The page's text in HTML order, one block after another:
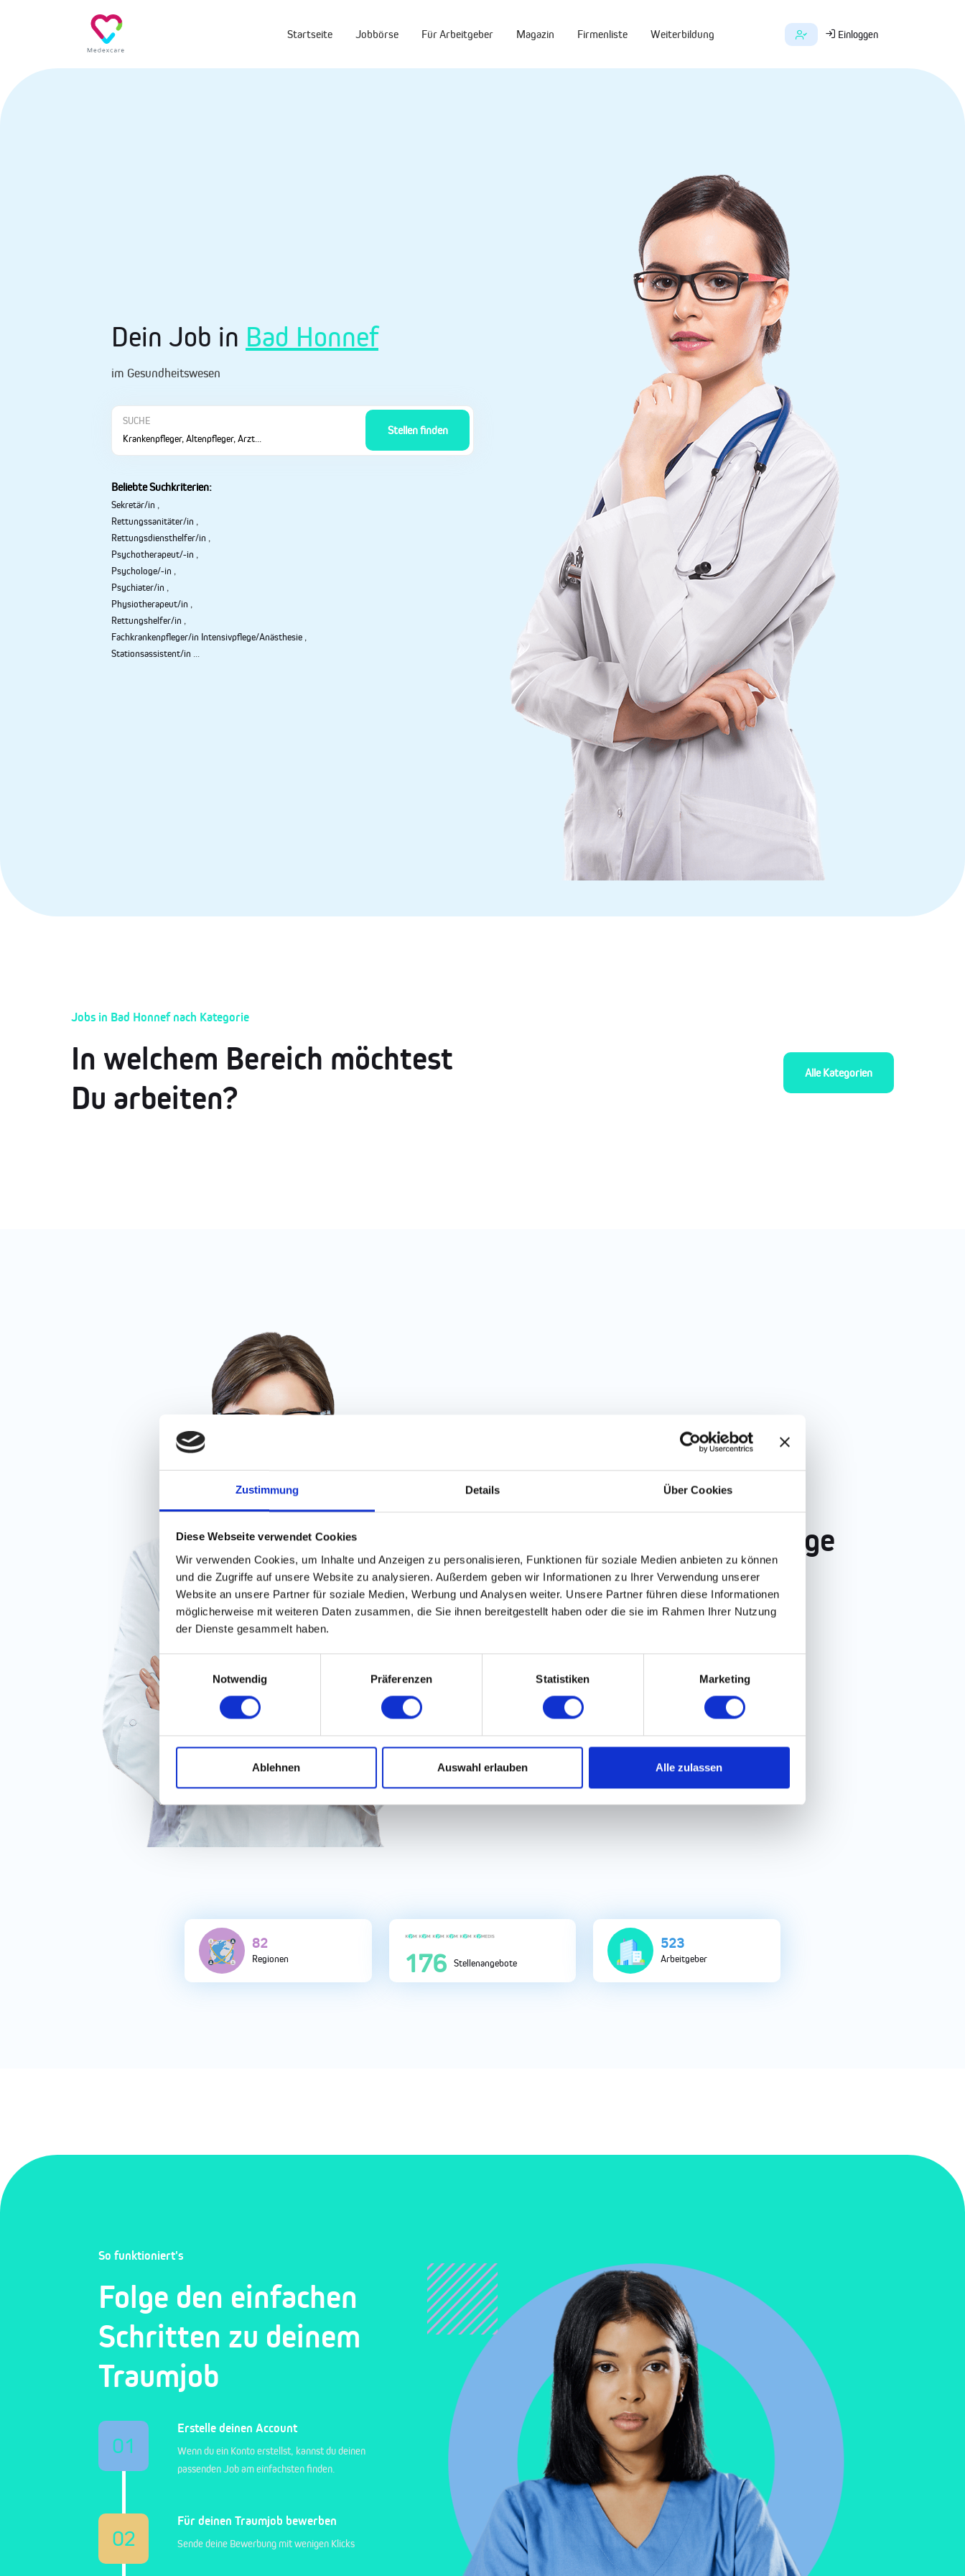
Zustimmung Details Über Cookies
Diese Webseite verwendet Cookies
Wir verwenden Cookies, um Inhalte und Anzeigen zu personalisieren, Funktionen für soziale Medien anbieten zu können
und die Zugriffe auf unsere Website zu analysieren. Außerdem geben wir Informationen zu Ihrer Verwendung unserer
Website an unsere Partner für soziale Medien, Werbung und Analysen weiter. Unsere Partner führen diese Informationen
möglicherweise mit weiteren Daten zusammen, die Sie ihnen bereitgestellt haben oder die sie im Rahmen Ihrer Nutzung
der Dienste gesammelt haben.
Einwilligungsauswahl
Notwendig
Präferenzen Statistiken Marketing
Ablehnen Auswahl erlauben Alle zulassen
Startseite Jobbörse Für Arbeitgeber Magazin Firmenliste Weiterbildung Einloggen
Dein Job in Bad Honnef
im Gesundheitswesen
SUCHE
Stellen finden
Beliebte Suchkriterien:
Sekretär/in ,
Rettungssanitäter/in ,
Rettungsdiensthelfer/in ,
Psychotherapeut/-in ,
Psychologe/-in ,
Psychiater/in ,
Physiotherapeut/in ,
Rettungshelfer/in ,
Fachkrankenpfleger/in Intensivpflege/Anästhesie ,
Stationsassistent/in
Jobs in Bad Honnef nach Kategorie
In welchem Bereich möchtest
Du arbeiten?
Alle Kategorien
besten Jobs in der Pflege
100% kostenlos
164
Regionen 349 Stellenangebote
1035
Arbeitgeber
So funktioniert's
Folge den einfachen
Schritten zu deinem
Traumjob
01
Erstelle deinen Account
Wenn du ein Konto erstellst, kannst du deinen
passenden Job am einfachsten finden.
02
Für deinen Traumjob bewerben
Sende deine Bewerbung mit wenigen Klicks